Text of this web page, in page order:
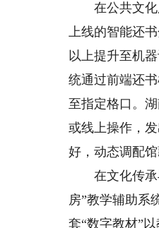
在公共文化服
上线的智能还
以上提升至机
统通过前端还
至指定格口。
或线上操作，
好，动态调配
在文化传承与
房”教学辅助系
套“数字教材”